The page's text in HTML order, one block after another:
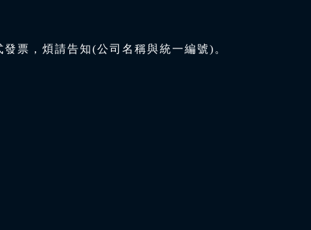
票，煩請告知(公司名稱與統一編號)。